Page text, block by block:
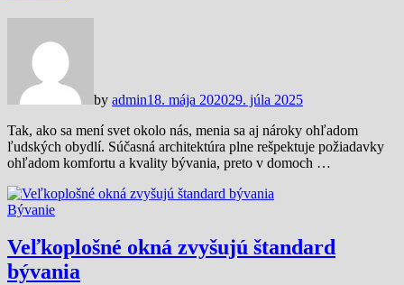
by admin18. mája 202029. júla 2025
Tak, ako sa mení svet okolo nás, menia sa aj nároky ohľadom
ľudských obydlí. Súčasná architektúra plne rešpektuje požiadavky
ohľadom komfortu a kvality bývania, preto v domoch …
Bývanie
Veľkoplošné okná zvyšujú štandard
bývania